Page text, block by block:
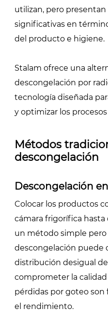
utilizan, pero
significativas en
del producto e higiene.
Stalam ofrece una
descongelación por
tecnología diseñada
y optimizar los
Métodos
descongelación
Descongelación
Colocar los productos
cámara frigorífica
un método simple pero
descongelación puede
distribución desigual
comprometer la
pérdidas por goteo
el rendimiento.